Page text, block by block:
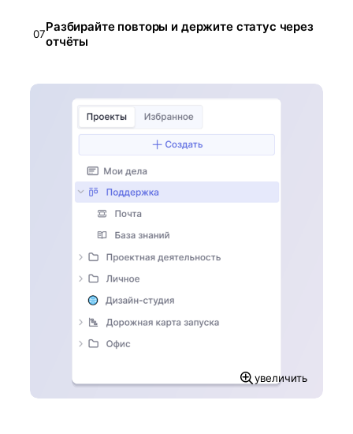
07Разбирайте повторы и держите статус через
отчёты
увеличить